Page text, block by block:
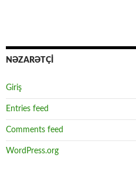
NƏZARƏTÇİ
Giriş
Entries feed
Comments feed
WordPress.org